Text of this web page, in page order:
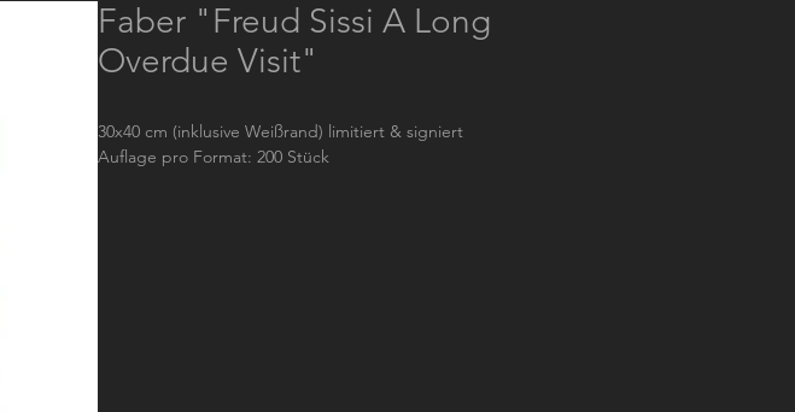
Faber "Freud Sissi A Long
Overdue Visit"
30x40 cm (inklusive Weißrand) limitiert & signiert
Auflage pro Format: 200 Stück